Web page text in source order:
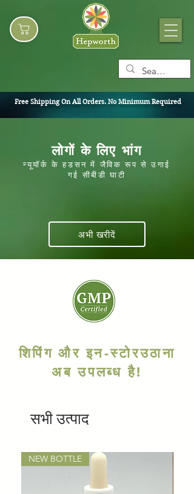
Free Shipping On All Orders. No Minimum Required
लोगों के लिए भांग
न्यूयॉर्क के हडसन में जैविक रूप से उगाई
गई सीबीडी घाटी
अभी खरीदें
शिपिंग और इन-स्टोरउठाना
अब उपलब्ध है!
सभी उत्पाद
NEW BOTTLE